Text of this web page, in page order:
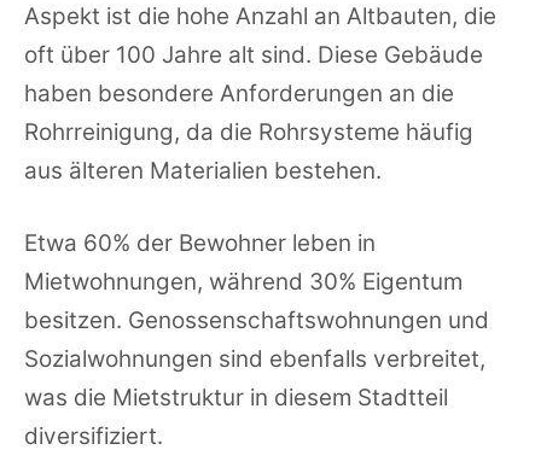
Aspekt ist die hohe Anzahl an Altbauten, die
oft über 100 Jahre alt sind. Diese Gebäude
haben besondere Anforderungen an die
Rohrreinigung, da die Rohrsysteme häufig
aus älteren Materialien bestehen.
Etwa 60% der Bewohner leben in
Mietwohnungen, während 30% Eigentum
besitzen. Genossenschaftswohnungen und
Sozialwohnungen sind ebenfalls verbreitet,
was die Mietstruktur in diesem Stadtteil
diversifiziert.